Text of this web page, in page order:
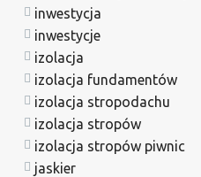
inwestycja
inwestycje
izolacja
izolacja fundamentów
izolacja stropodachu
izolacja stropów
izolacja stropów piwnic
jaskier